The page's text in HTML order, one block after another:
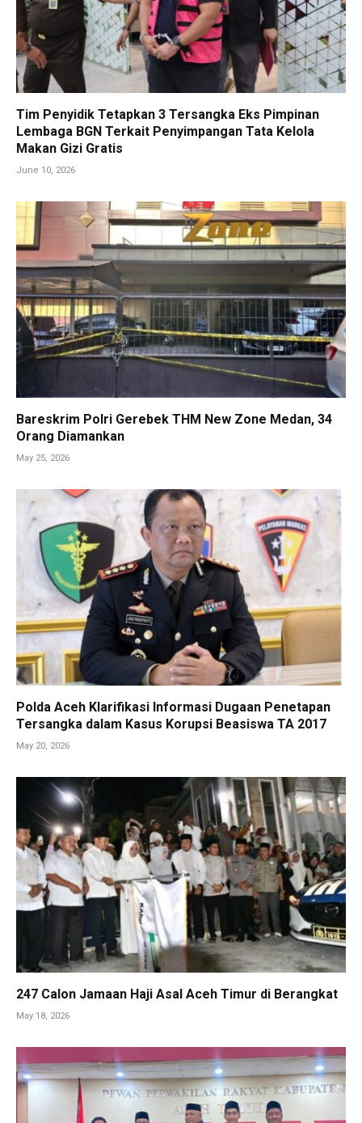
Tim Penyidik Tetapkan 3 Tersangka Eks Pimpinan
Lembaga BGN Terkait Penyimpangan Tata Kelola
Makan Gizi Gratis
June 10, 2026
Bareskrim Polri Gerebek THM New Zone Medan, 34
Orang Diamankan
May 25, 2026
Polda Aceh Klarifikasi Informasi Dugaan Penetapan
Tersangka dalam Kasus Korupsi Beasiswa TA 2017
May 20, 2026
247 Calon Jamaan Haji Asal Aceh Timur di Berangkat
May 18, 2026